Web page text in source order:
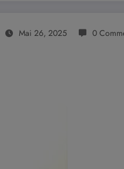
Mai 26, 2025 0